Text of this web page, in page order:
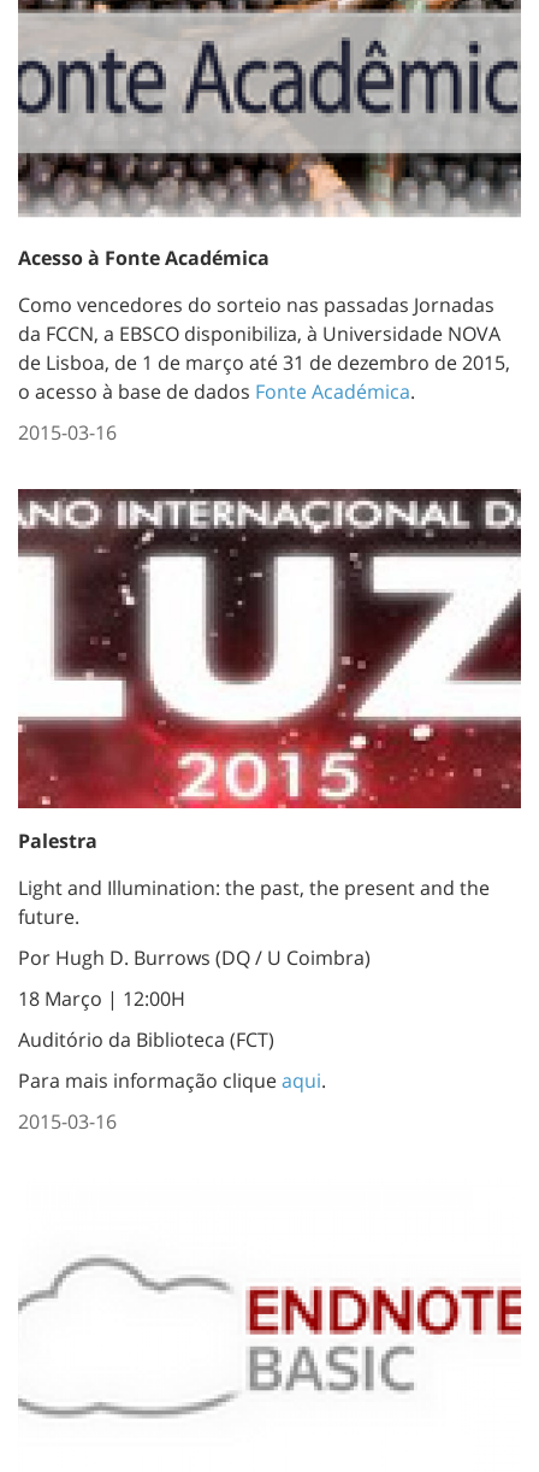
Acesso à Fonte Académica
Como vencedores do sorteio nas passadas Jornadas
da FCCN, a EBSCO disponibiliza, à Universidade NOVA
de Lisboa, de 1 de março até 31 de dezembro de 2015,
o acesso à base de dados Fonte Académica.
2015-03-16
Palestra
Light and Illumination: the past, the present and the
future.
Por Hugh D. Burrows (DQ / U Coimbra)
18 Março | 12:00H
Auditório da Biblioteca (FCT)
Para mais informação cliqueaqui.
2015-03-16